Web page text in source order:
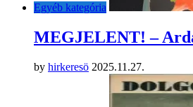
Egyéb kategória
MEGJELENT! –
by hirkeresö 2025.11.27.